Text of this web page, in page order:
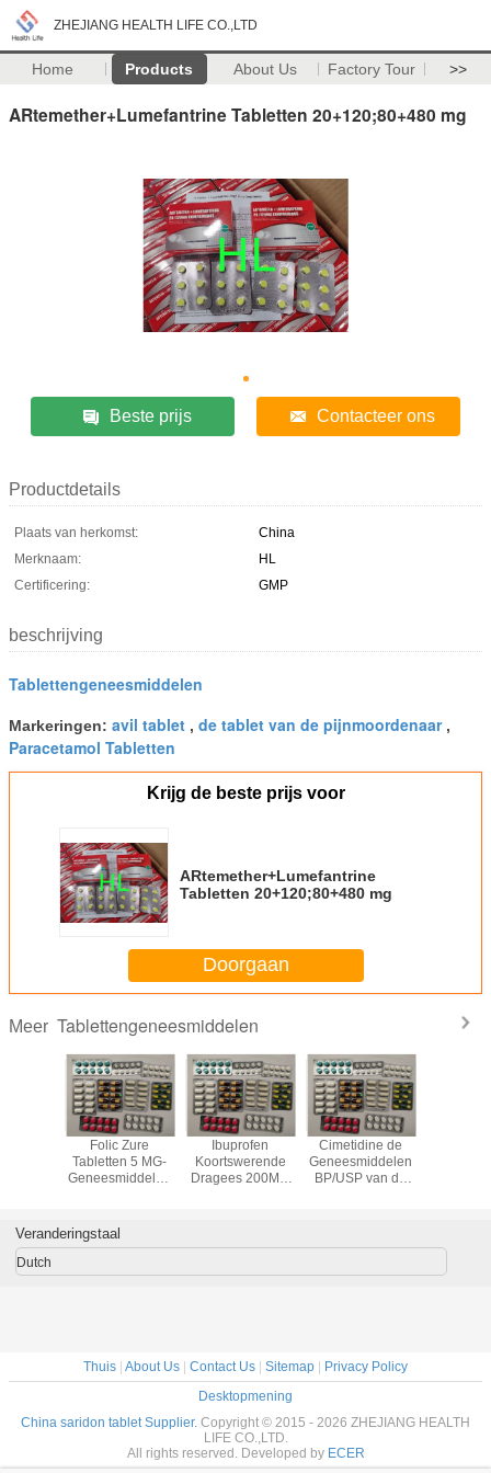
ZHEJIANG HEALTH LIFE CO.,LTD
Home Products About Us Factory Tour >>
ARtemether+Lumefantrine Tabletten 20+120;80+480 mg
Beste prijs Contacteer ons
Productdetails
Plaats van herkomst:
China
Merknaam:
HL
Certificering:
GMP
beschrijving
Tablettengeneesmiddelen
Markeringen: avil tablet , de tablet van de pijnmoordenaar,
Paracetamol Tabletten
Krijg de beste prijs voor
ARtemether+Lumefantrine
Tabletten 20+120;80+480 mg
Doorgaan
Meer Tablettengeneesmiddelen
10
Folic Zure
Tabletten 5 MG-
Geneesmiddelen
Ibuprofen
Koortswerende
Dragees 200MG
Cimetidine de
Geneesmiddelen
BP/USP van de
Veranderingstaal
Dutch
Thuis | About Us | Contact Us | Sitemap | Privacy Policy
Desktopmening
China saridon tablet Supplier. Copyright © 2015 - 2026 ZHEJIANG HEALTH
LIFE CO.,LTD.
All rights reserved. Developed by ECER